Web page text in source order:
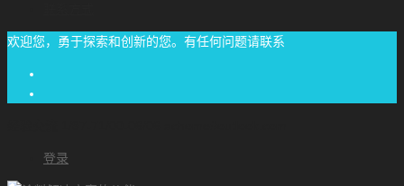
欢迎您，勇于探索和创新的您。有任何问题请联系
登录